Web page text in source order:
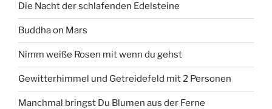
Die Nacht der schlafenden Edelsteine
Buddha on Mars
Nimm weiße Rosen mit wenn du gehst
Gewitterhimmel und Getreidefeld mit 2 Personen
Manchmal bringst Du Blumen aus der Ferne